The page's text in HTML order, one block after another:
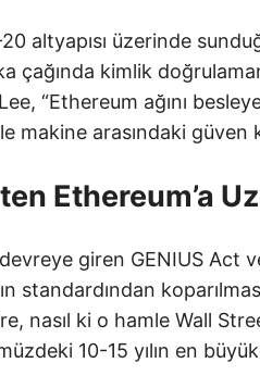
altyapısı üzerinde
çağında kimlik
“Ethereum ağını
makine arasındaki güven
Ethereum’a
devreye giren GENIUS Act
standardından
nasıl ki o hamle Wall
10-15 yılın en